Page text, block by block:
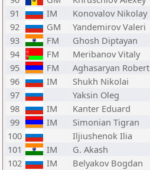
91
IM Konovalov Nikolay
92
GM Yandemirov Valeri
93
FM Ghosh Diptayan
94
FM Meribanov Vitaly
95
FM Aghasaryan Robert
96
IM Shukh Nikolai
97
Yaksin Oleg
98
IM Kanter Eduard
99
IM Simonian Tigran
100
Iljiushenok Ilia
101
IM G. Akash
102
IM Belyakov Bogdan